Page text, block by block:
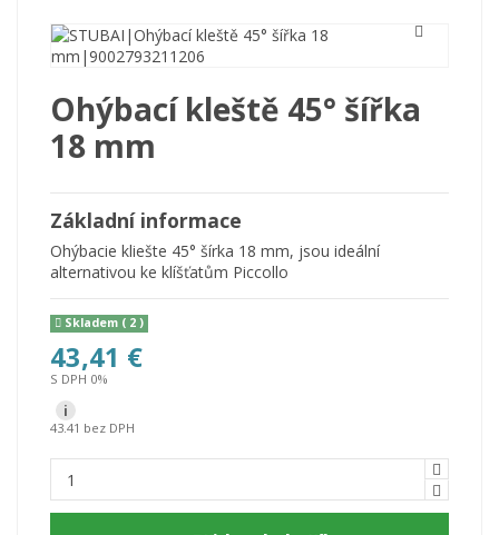
Ohýbací kleště 45° šířka
18 mm
Základní informace
Ohýbacie kliešte 45° šírka 18 mm, jsou ideální
alternativou ke klíšťatům Piccollo
Skladem ( 2 )
43,41 €
S DPH 0%
i
43.41 bez DPH